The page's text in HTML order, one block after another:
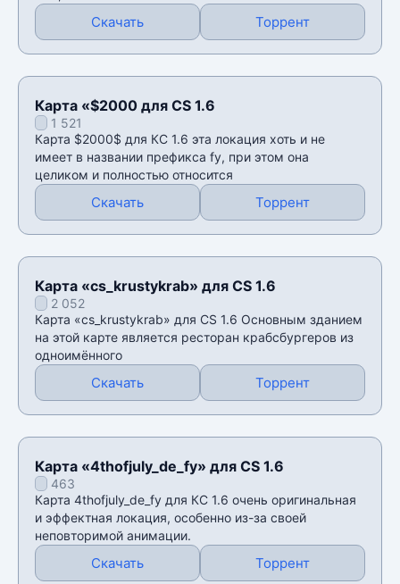
Скачать Торрент
Карта «$2000 для CS 1.6
1 521
Карта $2000$ для КС 1.6 эта локация хоть и не
имеет в названии префикса fy, при этом она
целиком и полностью относится
Скачать Торрент
Карта «cs_krustykrab» для CS 1.6
2 052
Карта «cs_krustykrab» для CS 1.6 Основным зданием
на этой карте является ресторан крабсбургеров из
одноимённого
Скачать Торрент
Карта «4thofjuly_de_fy» для CS 1.6
463
Карта 4thofjuly_de_fy для КС 1.6 очень оригинальная
и эффектная локация, особенно из-за своей
неповторимой анимации.
Скачать Торрент